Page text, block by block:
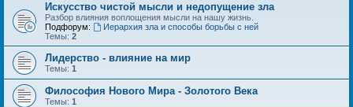
Искусство чистой мысли и недопущение зла
Разбор влияния воплощения мысли на нашу жизнь.
Подфорум:
Иерархия зла и способы борьбы с ней
Темы: 2
Лидерство - влияние на мир
Темы: 1
Философия Нового Мира - Золотого Века
Темы: 1